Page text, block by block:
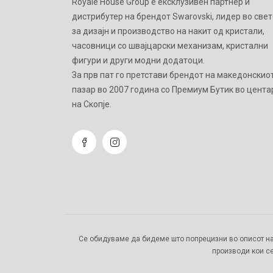
дистрибутер на брендот Swarovski, лидер во
за дизајн и производство на накит од кристали,
часовници со швајцарски механизам, кристални
фигури и други модни додатоци.
Зa прв пат го претстави брендот на
пазар во 2007 година со Премиум Бутик во
на Скопје.
Се обидуваме да бидеме што попрецизни во описот
производи кои